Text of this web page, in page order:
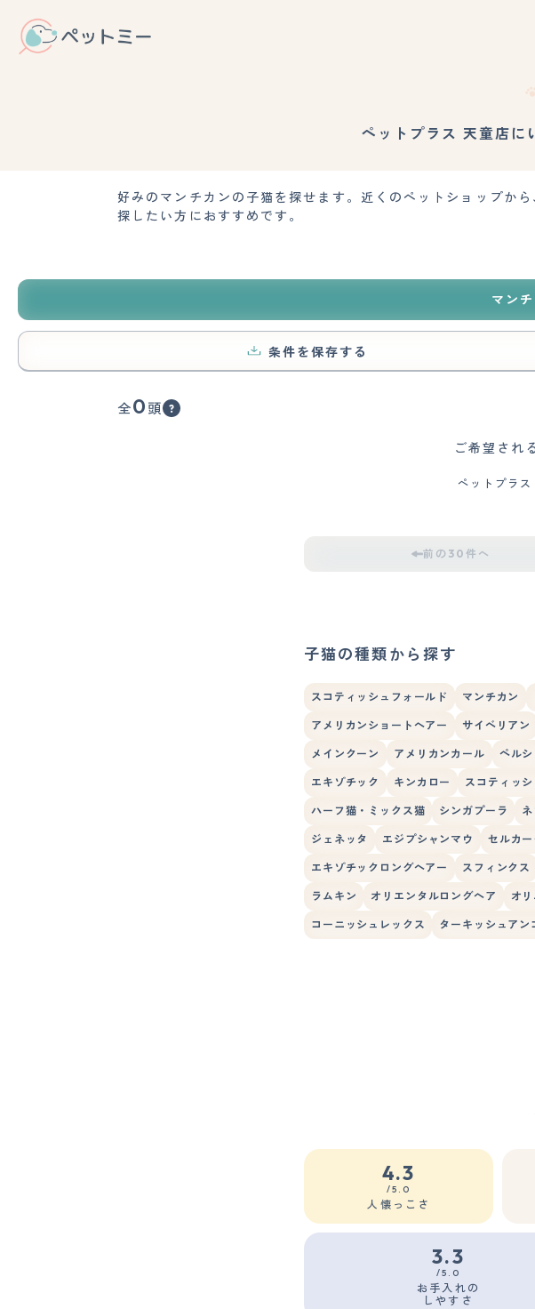
ペットプラス 天童店に
好みのマンチカンの子猫を探せます。近くのペットショップか
探したい方におすすめです。
マン
条件を保存する
全0 頭
ご希望され
ペットプラ
前の30件へ
子猫の種類から探す
スコティッシュフォールド マンチカン
アメリカンショートヘアー サイベリアン
メインクーン アメリカンカール ペルシ
エキゾチック キンカロー スコティッ
ハーフ猫・ミックス猫 シンガプーラ
ジェネッタ エジプシャンマウ セルカ
エキゾチックロングヘアー スフィンクス
ラムキン オリエンタルロングヘア オ
コーニッシュレックス ターキッシュアン
4.3
/5.0
人懐っこさ
3.3
/5.0
お手入れの
しやすさ